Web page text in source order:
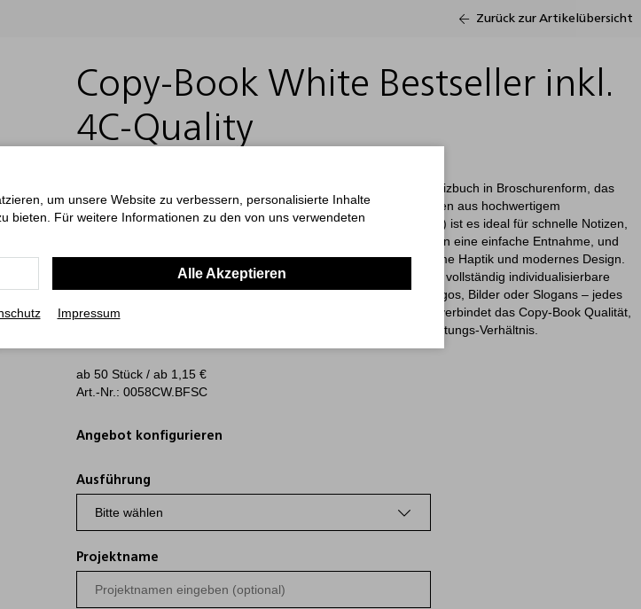
Zurück zur Artikelübersicht
Copy-Book White Bestseller inkl.
4C-Quality
Das Copy-Book White Bestseller ist ein preiswertes Softcover-Notizbuch in Broschurenform, das
durch schlichte Eleganz und Funktionalität überzeugt. Mit 96 Seiten aus hochwertigem
hochweißem 90-g/m²-Schreibpapier (Pocket: 128 Seiten, 80 g/m²) ist es ideal für schnelle Notizen,
Skizzen oder Planungen. Die mikroperforierten Seiten ermöglichen eine einfache Entnahme, und
die abgerundeten Ecken verleihen dem Notizbuch eine angenehme Haptik und modernes Design.
Der Einband ist aus Polychrome-Material gefertigt und bietet eine vollständig individualisierbare
Werbefläche dank 4C-Druck (4farbig/CMYK, inklusive). Ob für Logos, Bilder oder Slogans – jedes
Design kommen brillant zur Geltung. Hergestellt in Deutschland, verbindet das Copy-Book Qualität,
Funktionalität und Flexibilität zu einem hervorragenden Preis-Leistungs-Verhältnis.
ab 50 Stück / ab 1,15 €
Art.-Nr.: 0058CW.BFSC
Angebot konfigurieren
Ausführung
Projektname
um unsere Website zu verbessern, personalisierte Inhalte
bieten. Für weitere Informationen zu den von uns verwendeten
Alle Akzeptieren
Impressum